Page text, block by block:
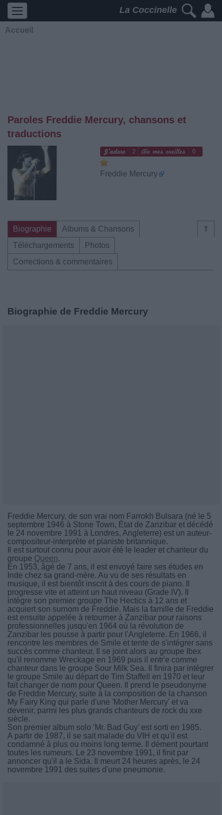
La Coccinelle
Accueil
Paroles Freddie Mercury, chansons et
traductions
2 0
Freddie Mercury
⇑
Biographie
Albums & Chansons
Téléchargements
Photos
Corrections & commentaires
Biographie de Freddie Mercury
Freddie Mercury, de son vrai nom Farrokh Bulsara (né le 5
septembre 1946 à Stone Town, État de Zanzibar et décédé
le 24 novembre 1991 à Londres, Angleterre) est un auteur-
compositeur-interprète et pianiste britannique.
Il est surtout connu pour avoir été le leader et chanteur du
groupe Queen.
En 1953, âgé de 7 ans, il est envoyé faire ses études en
Inde chez sa grand-mère. Au vu de ses résultats en
musique, il est bientôt inscrit à des cours de piano. Il
progresse vite et atteint un haut niveau (Grade IV). Il
intègre son premier groupe The Hectics à 12 ans et
acquiert son surnom de Freddie. Mais la famille de Freddie
est ensuite appelée à retourner à Zanzibar pour raisons
professionnelles jusqu'en 1964 où la révolution de
Zanzibar les pousse à partir pour l'Angleterre. En 1966, il
rencontre les membres de Smile et tente de s'intégrer sans
succès comme chanteur. Il se joint alors au groupe Ibex
qu'il renomme Wreckage en 1969 puis il entr'e comme
chanteur dans le groupe Sour Milk Sea. Il finira par intégrer
le groupe Smile au départ de Tim Staffell en 1970 et leur
fait changer de nom pour Queen. Il prend le pseudonyme
de Freddie Mercury, suite à la composition de la chanson
My Fairy King qui parle d'une 'Mother Mercury' et va
devenir, parmi les plus grands chanteurs de rock du xxe
siècle.
Son premier album solo 'Mr. Bad Guy' est sorti en 1985.
A partir de 1987, il se sait malade du VIH et qu'il est
condamné à plus ou moins long terme. Il dément pourtant
toutes les rumeurs. Le 23 novembre 1991, il finit par
annoncer qu'il a le Sida. Il meurt 24 heures après, le 24
novembre 1991 des suites d'une pneumonie.